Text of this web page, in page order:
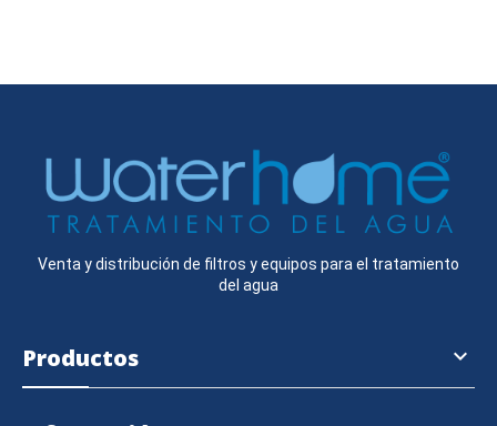
Venta y distribución de filtros y equipos para el tratamiento
del agua
Productos 